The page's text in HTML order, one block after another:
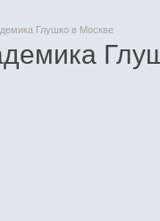
Глушко в Москве